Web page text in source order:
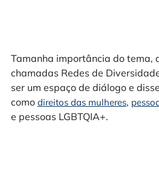
Tamanha importância do tema,
chamadas Redes de
ser um espaço de diálogo e
como direitos das mulheres,
e pessoas LGBTQIA+.